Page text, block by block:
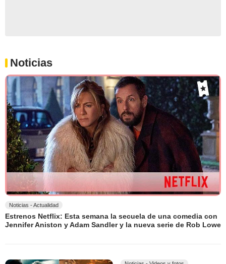
Noticias
Noticias - Actualidad
Estrenos Netflix: Esta semana la secuela de una comedia con
Jennifer Aniston y Adam Sandler y la nueva serie de Rob Lowe